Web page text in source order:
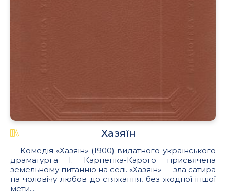
Хазяїн
Комедія «Хазяїн» (1900) видатного українського
драматурга І. Карпенка-Карого присвячена
земельному питанню на селі. «Хазяїн» — зла сатира
на чоловічу любов до стяжання, без жодної іншої
мети....